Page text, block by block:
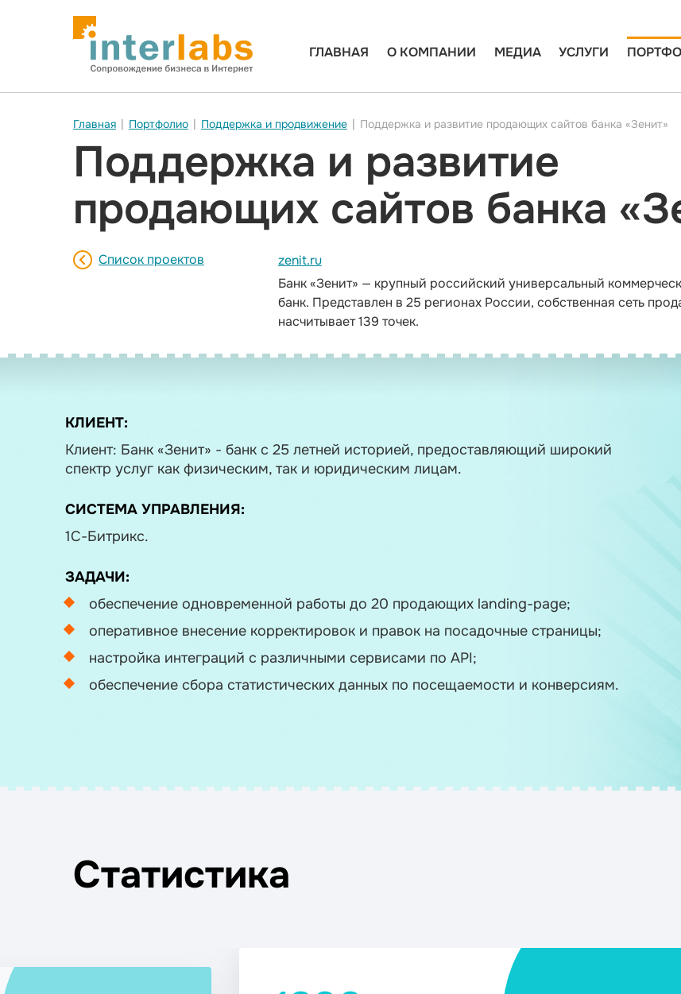
ГЛАВНАЯ О КОМПАНИИ МЕДИА УСЛУГИ
Главная | Портфолио | Поддержка и продвижение | Поддержка и развитие продающих сайтов банка «Зенит»
Поддержка и развитие
продающих сайтов банка
Список проектов
zenit.ru
Банк «Зенит» — крупный российский универсальный
банк. Представлен в 25 регионах России, собственная сеть
насчитывает 139 точек.
КЛИЕНТ:
Клиент: Банк «Зенит» - банк с 25 летней историей, предоставляющий широкий
спектр услуг как физическим, так и юридическим лицам.
СИСТЕМА УПРАВЛЕНИЯ:
1С-Битрикс.
ЗАДАЧИ:
обеспечение одновременной работы до 20 продающих landing-page;
оперативное внесение корректировок и правок на посадочные страницы;
настройка интеграций с различными сервисами по API;
обеспечение сбора статистических данных по посещаемости и конверсиям.
Статистика